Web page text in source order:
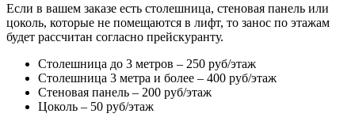
Если в вашем заказе есть столешница, стеновая панель или
цоколь, которые не помещаются в лифт, то занос по этажам
будет рассчитан согласно прейскуранту.
Столешница до 3 метров – 250 руб/этаж
Столешница 3 метра и более – 400 руб/этаж
Стеновая панель – 200 руб/этаж
Цоколь – 50 руб/этаж